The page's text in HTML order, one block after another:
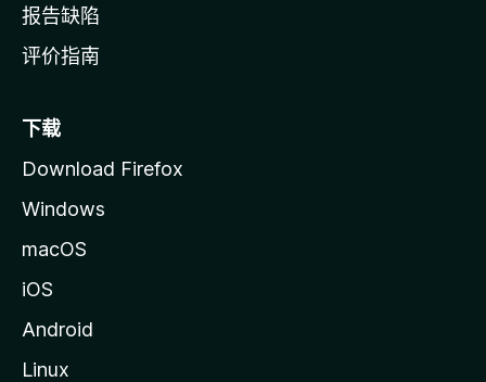
报告缺陷
评价指南
下载
Download Firefox
Windows
macOS
iOS
Android
Linux